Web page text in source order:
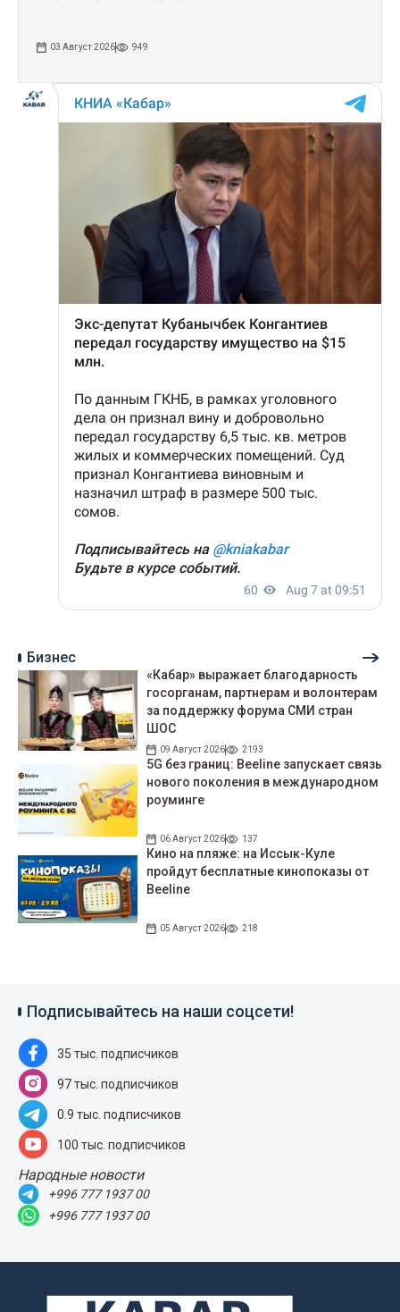
03 Август 2026 949
Бизнес
«Кабар» выражает благодарность
госорганам, партнерам и волонтерам
за поддержку форума СМИ стран
ШОС
09 Август 2026 2193
5G без границ: Beeline запускает связь
нового поколения в международном
роуминге
06 Август 2026 137
Кино на пляже: на Иссык-Куле
пройдут беcплатные кинопоказы от
Beeline
05 Август 2026 218
Подписывайтесь на наши соцсети!
35 тыс. подписчиков
97 тыс. подписчиков
0.9 тыс. подписчиков
100 тыс. подписчиков
Народные новости
+996 777 1937 00
+996 777 1937 00